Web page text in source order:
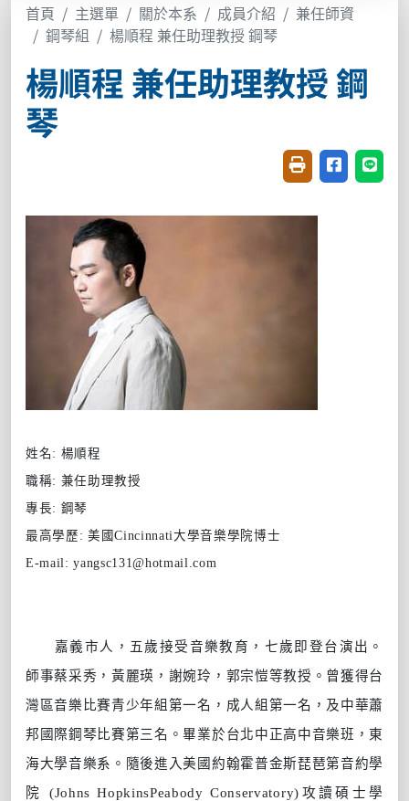
首頁 主選單 關於本系 成員介紹
兼任師資
鋼琴組
楊順程 兼任助理教授 鋼琴
楊順程 兼任助理教授 鋼
琴
友善列印(開新視
分享至臉書
分享
姓名: 楊順程
職稱: 兼任助理教授
專長: 鋼琴
最高學歷: 美國Cincinnati大學音樂學院博士
E-mail: yangsc131@hotmail.com
嘉義市人，五歲接受音樂教育，七歲即登台演出。
師事蔡采秀，黃麗瑛，謝婉玲，郭宗愷等教授。曾獲得台
灣區音樂比賽青少年組第一名，成人組第一名，及中華蕭
邦國際鋼琴比賽第三名。畢業於台北中正高中音樂班，東
海大學音樂系。隨後進入美國約翰霍普金斯琵琶第音約學
院
(Johns HopkinsPeabody Conservatory) 攻讀碩士學